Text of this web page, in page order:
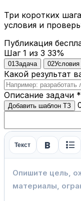
Три коротких
условия и
Публикация
Шаг 1 из 3 33%
01 Задача 02Условия
Какой результат
Описание задачи *
Добавить шаблон ТЗ
Текст format_bold format_list_bulleted